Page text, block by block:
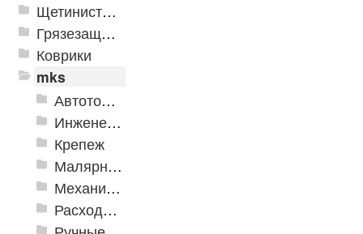
Щетинистые покрытия
Грязезащитные, влаговпитывающие покрытия
Коврики
mks
Автотовары
Инженерная сантехника и инструменты
Крепеж
Малярно-штукатурные инструменты
Механизированные инструменты
Расходные инструменты